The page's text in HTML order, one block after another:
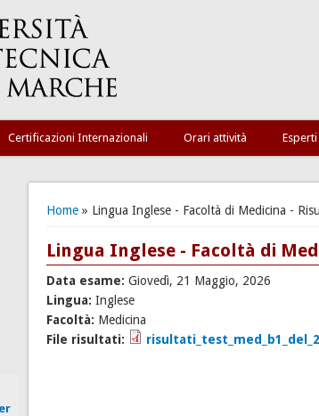
Certificazioni Internazionali Orari attività
Tu sei qui
Home» Lingua Inglese - Facoltà di Medicina -
Lingua Inglese - Facoltà di
Data esame: Giovedì, 21 Maggio, 2026
Lingua: Inglese
Facoltà: Medicina
File risultati: